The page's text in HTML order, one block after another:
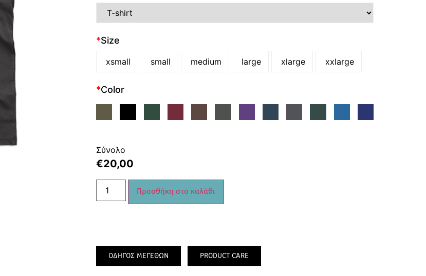
*Size
xsmall small medium large xlarge xxlarge
*Color
Σύνολο
€20,00
Προσθήκη στο καλάθι
ΟΔΗΓΟΣ ΜΕΓΕΘΩΝ PRODUCT CARE